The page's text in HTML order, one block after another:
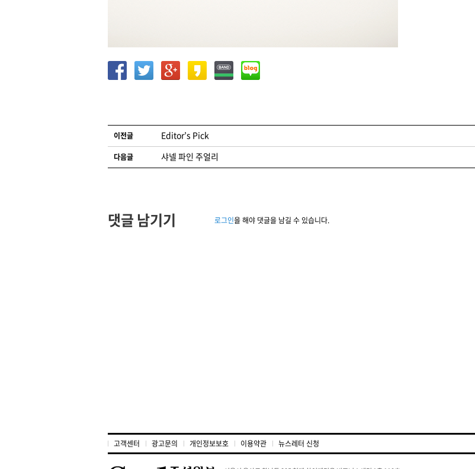
글 네비게이션
이전글 Editor’s Pick
다음글 샤넬 파인 주얼리
댓글 남기기 로그인을 해야 댓글을 남길 수 있습니다.
고객센터 광고문의 개인정보보호 이용약관 뉴스레터 신청